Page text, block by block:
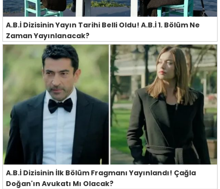
A.B.İ Dizisinin Yayın Tarihi Belli Oldu! A.B.İ 1. Bölüm Ne
Zaman Yayınlanacak?
A.B.İ Dizisinin İlk Bölüm Fragmanı Yayınlandı! Çağla
Doğan'ın Avukatı Mı Olacak?